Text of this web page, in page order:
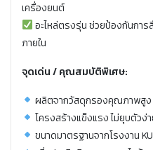
เครื่องยนต์
อะไหล่ตรงรุ่น ช่วยป้องกันกา
ภายใน
จุดเด่น / คุณสมบัติพิเศษ:
ผลิตจากวัสดุกรองคุณภาพสูง
โครงสร้างแข็งแรง ไม่ยุบตัวง่
ขนาดมาตรฐานจากโรงงาน